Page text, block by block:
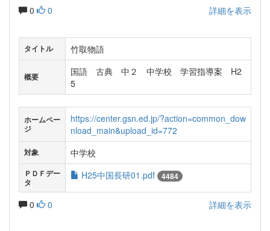
0 0 詳細を表示
タイトル 竹取物語
概要
国語 古典 中２ 中学校 学習指導案 H2
5
ホームペー
ジ
https://center.gsn.ed.jp/?action=common_dow
nload_main&upload_id=772
対象 中学校
ＰＤＦデー
タ
H25中国長研01.pdf 4484
0 0 詳細を表示